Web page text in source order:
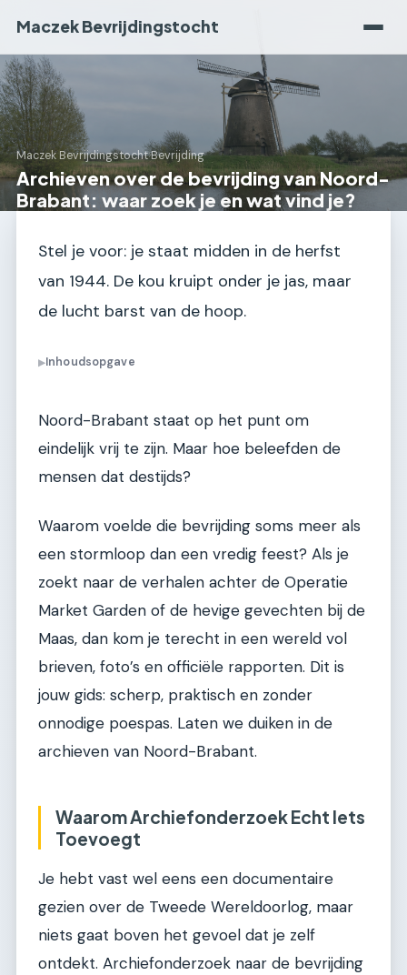
Maczek Bevrijdingstocht
Maczek Bevrijdingstocht›Bevrijding
Archieven over de bevrijding van Noord-
Brabant: waar zoek je en wat vind je?
Stel je voor: je staat midden in de herfst
van 1944. De kou kruipt onder je jas, maar
de lucht barst van de hoop.
▶Inhoudsopgave
Noord-Brabant staat op het punt om
eindelijk vrij te zijn. Maar hoe beleefden de
mensen dat destijds?
Waarom voelde die bevrijding soms meer als
een stormloop dan een vredig feest? Als je
zoekt naar de verhalen achter de Operatie
Market Garden of de hevige gevechten bij de
Maas, dan kom je terecht in een wereld vol
brieven, foto’s en officiële rapporten. Dit is
jouw gids: scherp, praktisch en zonder
onnodige poespas. Laten we duiken in de
archieven van Noord-Brabant.
Waarom Archiefonderzoek Echt Iets
Toevoegt
Je hebt vast wel eens een documentaire
gezien over de Tweede Wereldoorlog, maar
niets gaat boven het gevoel dat je zelf
ontdekt. Archiefonderzoek naar de bevrijding